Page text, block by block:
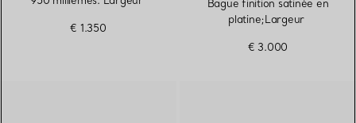
€ 1.350
Bague finition satinée en
platine;Largeur
€ 3.000